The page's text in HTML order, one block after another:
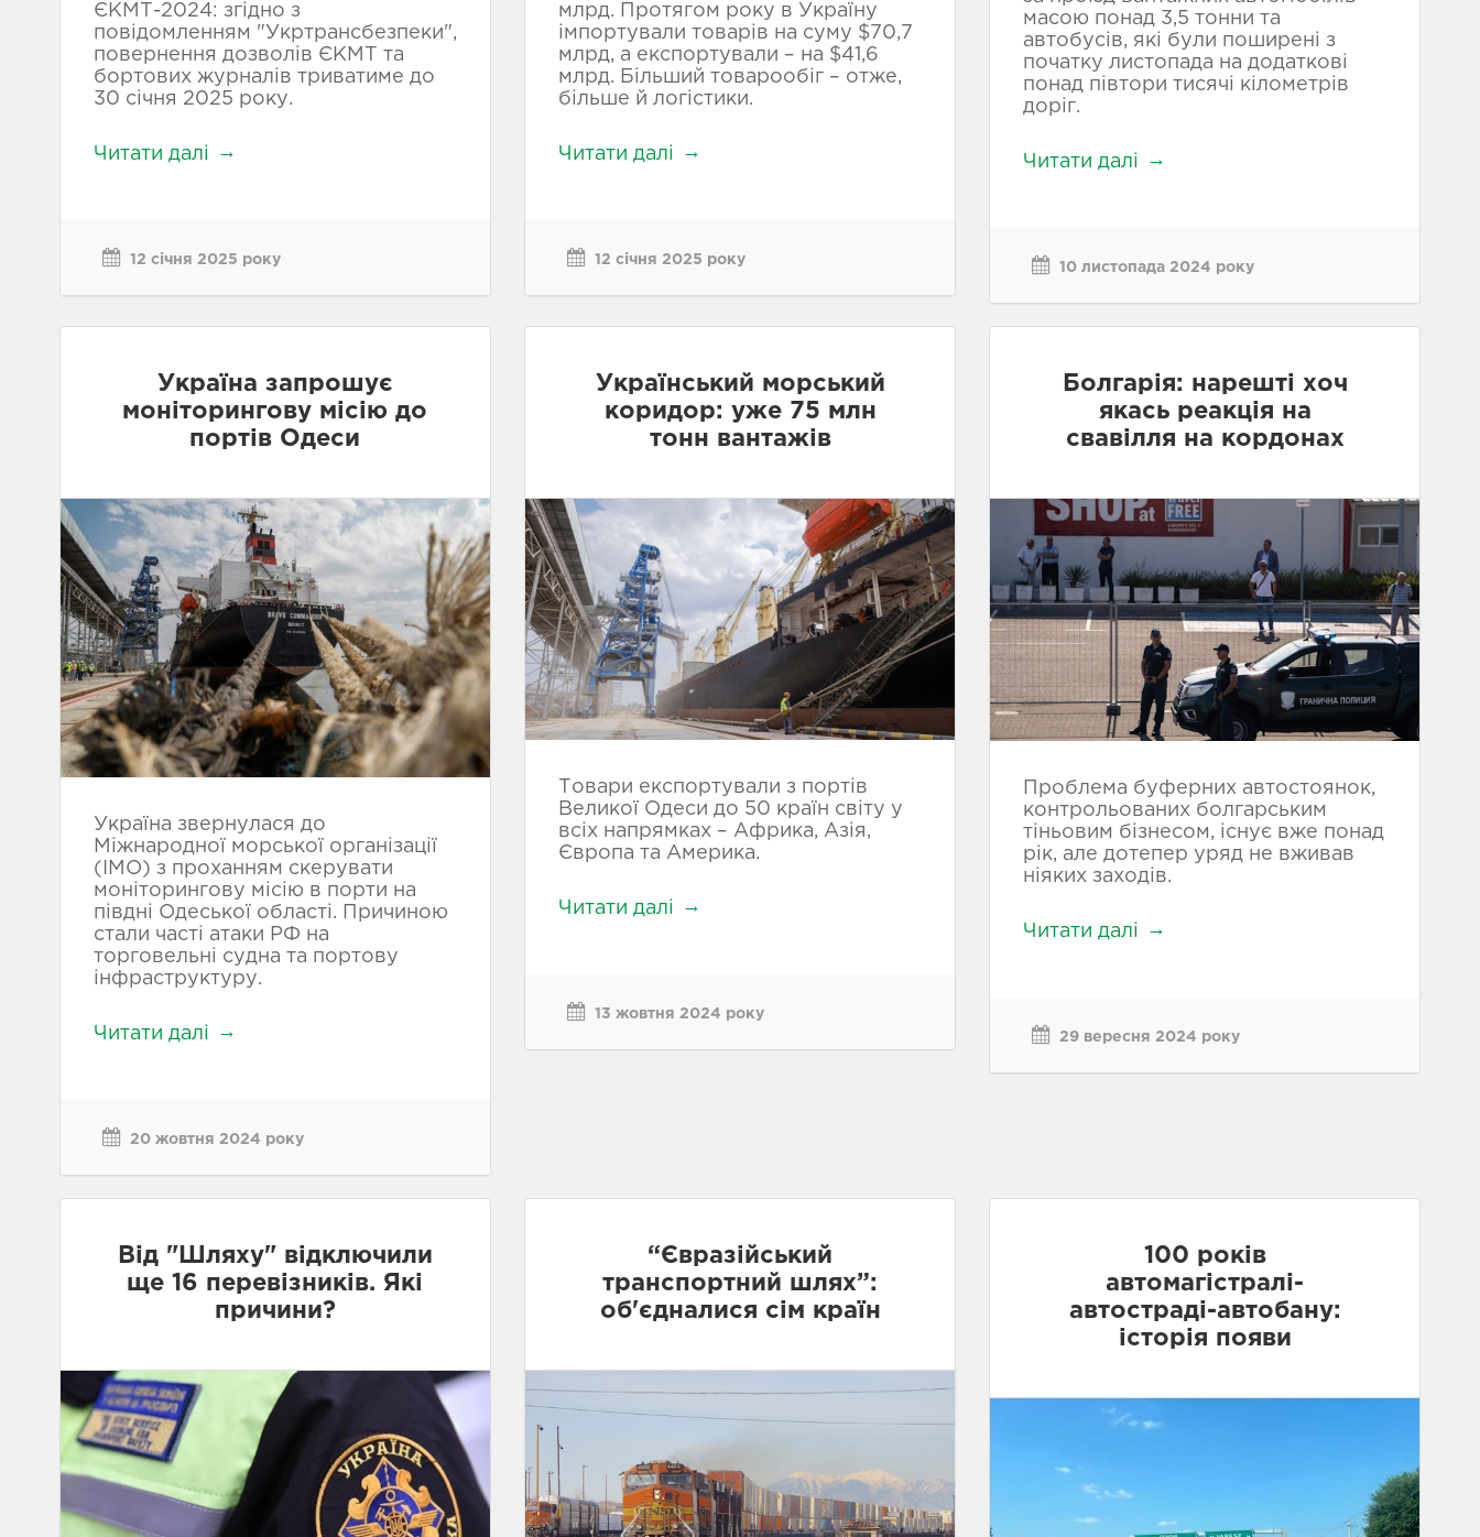
ЄКМТ-2024: згідно з
повідомленням "Укртрансбезпеки",
повернення дозволів ЄКМТ та
бортових журналів триватиме до
30 січня 2025 року.
Читати далі
12 січня 2025 року
млрд. Протягом року в Україну
імпортували товарів на суму $70,7
млрд, а експортували – на $41,6
млрд. Більший товарообіг – отже,
більше й логістики.
Читати далі
12 січня 2025 року
масою понад 3,5 тонни та
автобусів, які були поширені з
початку листопада на додаткові
понад півтори тисячі кілометрів
доріг.
Читати далі
10 листопада 2024 року
Україна запрошує
моніторингову місію до
портів Одеси
Україна звернулася до
Міжнародної морської організації
(ІМО) з проханням скерувати
моніторингову місію в порти на
півдні Одеської області. Причиною
стали часті атаки РФ на
торговельні судна та портову
інфраструктуру.
Читати далі
20 жовтня 2024 року
Український морський
коридор: уже 75 млн
тонн вантажів
Товари експортували з портів
Великої Одеси до 50 країн світу у
всіх напрямках – Африка, Азія,
Європа та Америка.
Читати далі
13 жовтня 2024 року
Болгарія: нарешті хоч
якась реакція на
свавілля на кордонах
Проблема буферних автостоянок,
контрольованих болгарським
тіньовим бізнесом, існує вже понад
рік, але дотепер уряд не вживав
ніяких заходів.
Читати далі
29 вересня 2024 року
Від "Шляху" відключили
ще 16 перевізників. Які
причини?
“Євразійський
транспортний шлях”:
об'єдналися сім країн
100 років
автомагістралі-
автостраді-автобану:
історія появи